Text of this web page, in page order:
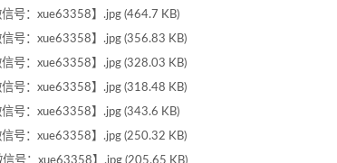
号：xue63358】.jpg (464.7 KB)
号：xue63358】.jpg (356.83 KB)
号：xue63358】.jpg (328.03 KB)
号：xue63358】.jpg (318.48 KB)
号：xue63358】.jpg (343.6 KB)
号：xue63358】.jpg (250.32 KB)
号：xue63358】.jpg (205.65 KB)